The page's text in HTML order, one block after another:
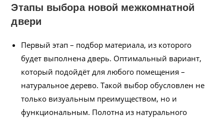
Этапы выбора новой межкомнатной
двери
Первый этап – подбор материала, из которого
будет выполнена дверь. Оптимальный вариант,
который подойдёт для любого помещения –
натуральное дерево. Такой выбор обусловлен не
только визуальным преимуществом, но и
функциональным. Полотна из натурального